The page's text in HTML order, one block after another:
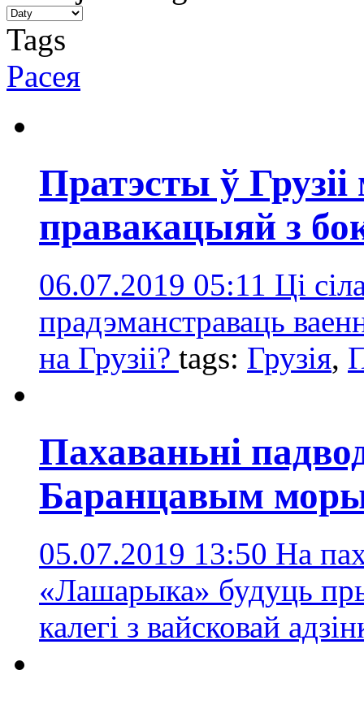
Tags
Расея
Пратэсты ў
правакацыяй з
06.07.2019 05:11 Ці
прадэманстраваць
на Грузіі? tags: Грузія,
Пахаваньні
Баранцавым
05.07.2019 13:50 На
«Лашарыка» будуць
калегі з вайсковай